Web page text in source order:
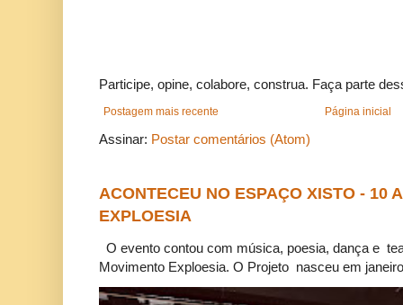
Participe, opine, colabore, construa. Faça parte
Postagem mais recente Página inicial
Assinar: Postar comentários (Atom)
ACONTECEU NO ESPAÇO XISTO - 10
EXPLOESIA
O evento contou com música, poesia, dança e
Movimento Exploesia. O Projeto nasceu em